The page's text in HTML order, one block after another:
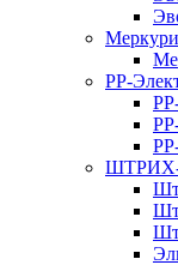
РР-